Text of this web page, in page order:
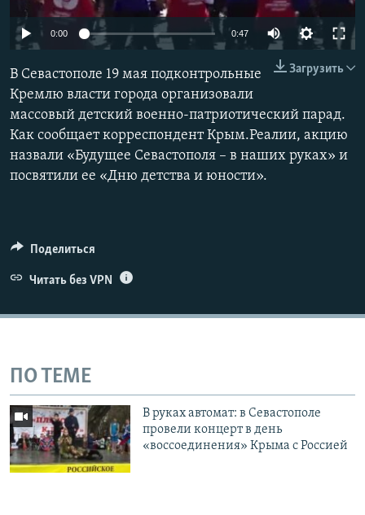
ПОБЕДИТЕЛЕЙ НЕ СУДЯТ?
КРЫМ.НЕПОКОРЕННЫЙ
ELIFBE
УКРАИНСКАЯ ПРОБЛЕМА КРЫМА
ПРИСОЕДИНЯЙТЕСЬ!
Все сайты RFE/RL
0:00 0:47
Загрузить
В Севастополе 19 мая подконтрольные
Кремлю власти города организовали
массовый детский военно-патриотический парад.
Как сообщает корреспондент Крым.Реалии, акцию
назвали «Будущее Севастополя – в наших руках» и
посвятили ее «Дню детства и юности».
Поделиться
Читать без VPN
ПО ТЕМЕ
В руках автомат: в Севастополе
провели концерт в день
«воссоединения» Крыма с Россией